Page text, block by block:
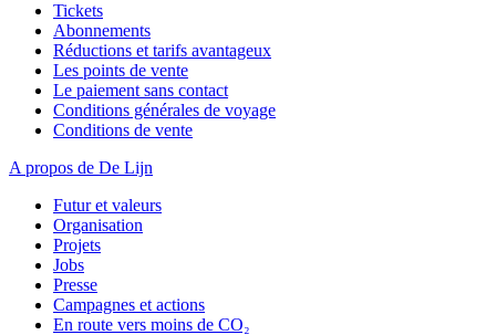
Tickets
Abonnements
Réductions et tarifs avantageux
Les points de vente
Le paiement sans contact
Conditions générales de voyage
Conditions de vente
A propos de De Lijn
Futur et valeurs
Organisation
Projets
Jobs
Presse
Campagnes et actions
En route vers moins de CO₂